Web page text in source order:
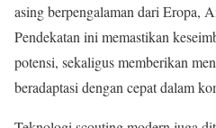
asing berpengalaman dari Eropa,
Pendekatan ini memastikan
potensi, sekaligus memberikan
beradaptasi dengan cepat dalam